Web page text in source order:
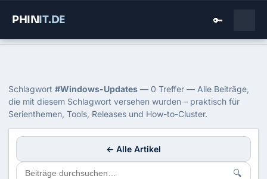
PHINIT.DE 🔑
Tag: Windows-Updates
Schlagwort #Windows-Updates — 0 Treffer — Alle Beiträge,
die mit diesem Schlagwort versehen wurden – praktisch für
Serienthemen, Tools, Releases und How-to-Cluster.
← Alle Artikel
🔍